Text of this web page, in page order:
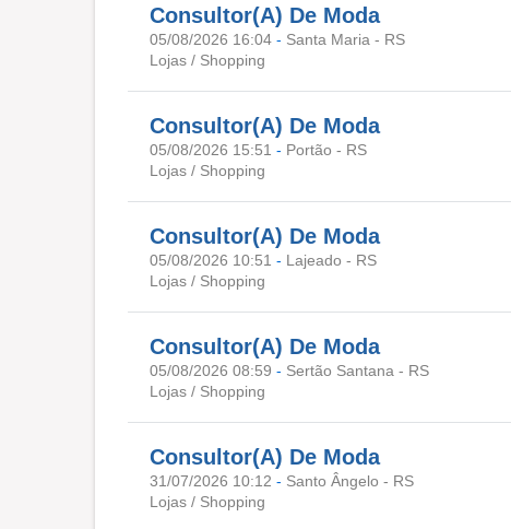
Consultor(A) De Moda
05/08/2026 16:04 - Santa Maria - RS
Lojas / Shopping
Consultor(A) De Moda
05/08/2026 15:51 - Portão - RS
Lojas / Shopping
Consultor(A) De Moda
05/08/2026 10:51 - Lajeado - RS
Lojas / Shopping
Consultor(A) De Moda
05/08/2026 08:59 - Sertão Santana - RS
Lojas / Shopping
Consultor(A) De Moda
31/07/2026 10:12 - Santo Ângelo - RS
Lojas / Shopping